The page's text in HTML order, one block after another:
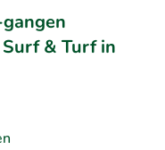
& Turf in